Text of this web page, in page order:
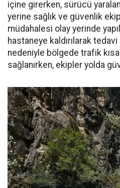
içine girerken, sürücü
yerine sağlık ve güvenlik
müdahalesi olay yerinde
hastaneye kaldırılarak tedavi
nedeniyle bölgede trafik
sağlanırken, ekipler yolda